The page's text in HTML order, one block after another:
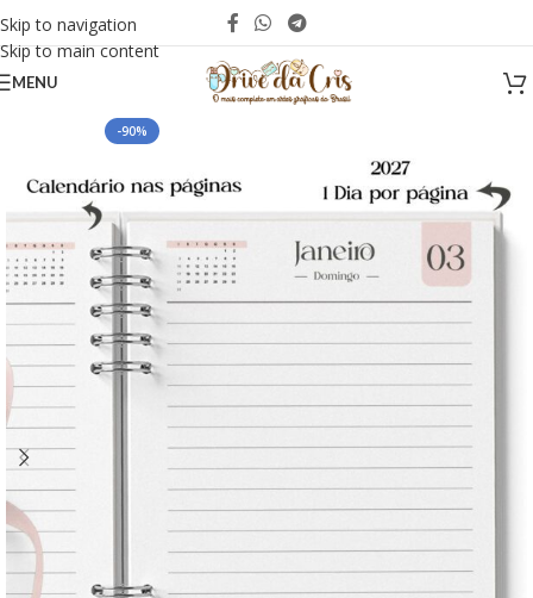
Skip to navigation
Skip to main content
MENU
-90%